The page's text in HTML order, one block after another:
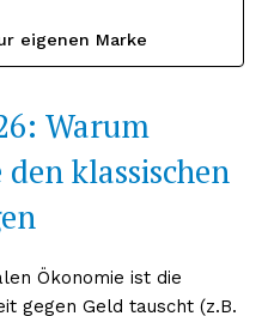
eigenen Marke
Warum
klassischen
Ökonomie ist die
gegen Geld tauscht (z.B.